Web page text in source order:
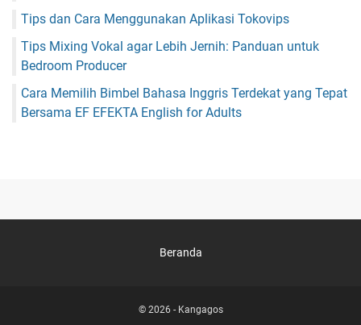
Tips dan Cara Menggunakan Aplikasi Tokovips
Tips Mixing Vokal agar Lebih Jernih: Panduan untuk
Bedroom Producer
Cara Memilih Bimbel Bahasa Inggris Terdekat yang Tepat
Bersama EF EFEKTA English for Adults
Beranda
© 2026 - Kangagos